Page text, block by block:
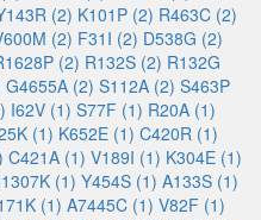
(2) K101P (2) R463C (2)
(2) F31I (2) D538G (2)
(2) R132S (2) R132G
G4655A (2) S112A (2) S463P
I62V (1) S77F (1) R20A (1)
(1) K652E (1) C420R (1)
C421A (1) V189I (1) K304E (1)
(1) Y454S (1) A133S (1)
(1) A7445C (1) V82F (1)